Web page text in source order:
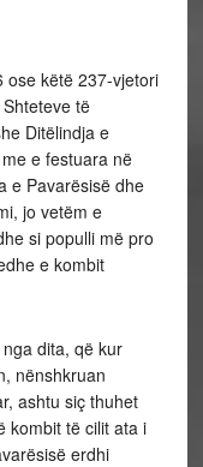
ose këtë 237-vjetori
të
Ditëlindja e
e festuara në
e Pavarësisë dhe
jo vetëm e
si populli më pro
e kombit
dita, që kur
nënshkruan
ashtu siç thuhet
kombit të cilit ata i
erdhi